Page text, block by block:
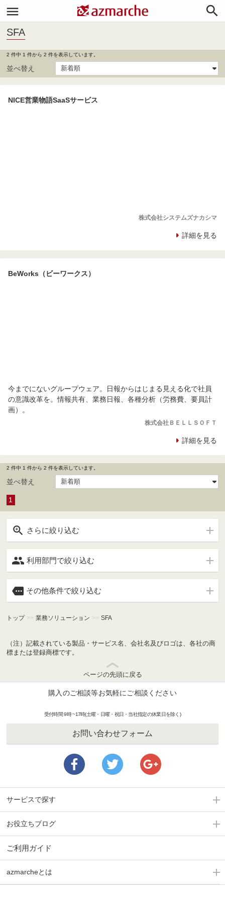


SFA
2 件中 1 件から 2 件を表示しています。
並べ替え
NICE営業物語SaaSサービス
株式会社システムズナカシマ
詳細を見る
BeWorks（ビーワークス）
今までにないグループウェア。日報からはじまる見える化で社員
の意識改革を。情報共有、業務日報、各種分析（労務費、要員計
画）。
株式会社ＢＥＬＬＳＯＦＴ
詳細を見る
2 件中 1 件から 2 件を表示しています。
並べ替え
1
 さらに絞り込む
 利用部門で絞り込む
 その他条件で絞り込む
トップ >> 業務ソリューション >> SFA
（注）記載されている製品・サービス名、会社名及びロゴは、各社の商
標または登録商標です。
ページの先頭に戻る
購入のご相談等お気軽にご相談ください
受付時間 9時 ~17時(土曜・日曜・祝日・当社指定の休業日を除く)
お問い合わせフォーム
サービスで探す
お役立ちブログ
ご利用ガイド
azmarcheとは